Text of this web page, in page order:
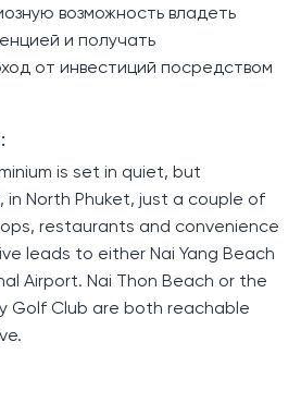
возможность владеть
и получать
от инвестиций посредством
is set in quiet, but
in North Phuket, just a couple of
restaurants and convenience
leads to either Nai Yang Beach
Airport. Nai Thon Beach or the
Golf Club are both reachable